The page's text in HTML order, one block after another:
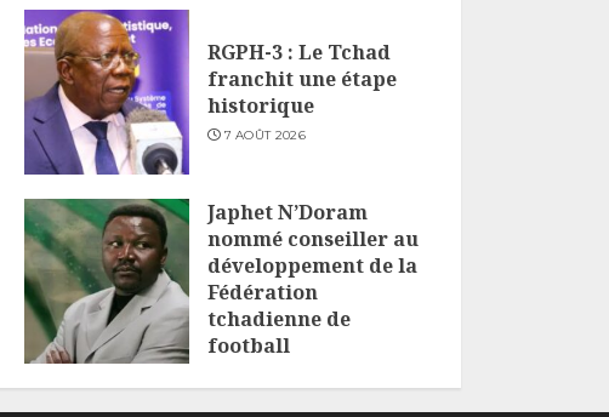
RGPH-3 : Le Tchad
franchit une étape
historique
7 AOÛT 2026
Japhet N’Doram
nommé conseiller au
développement de la
Fédération
tchadienne de
football